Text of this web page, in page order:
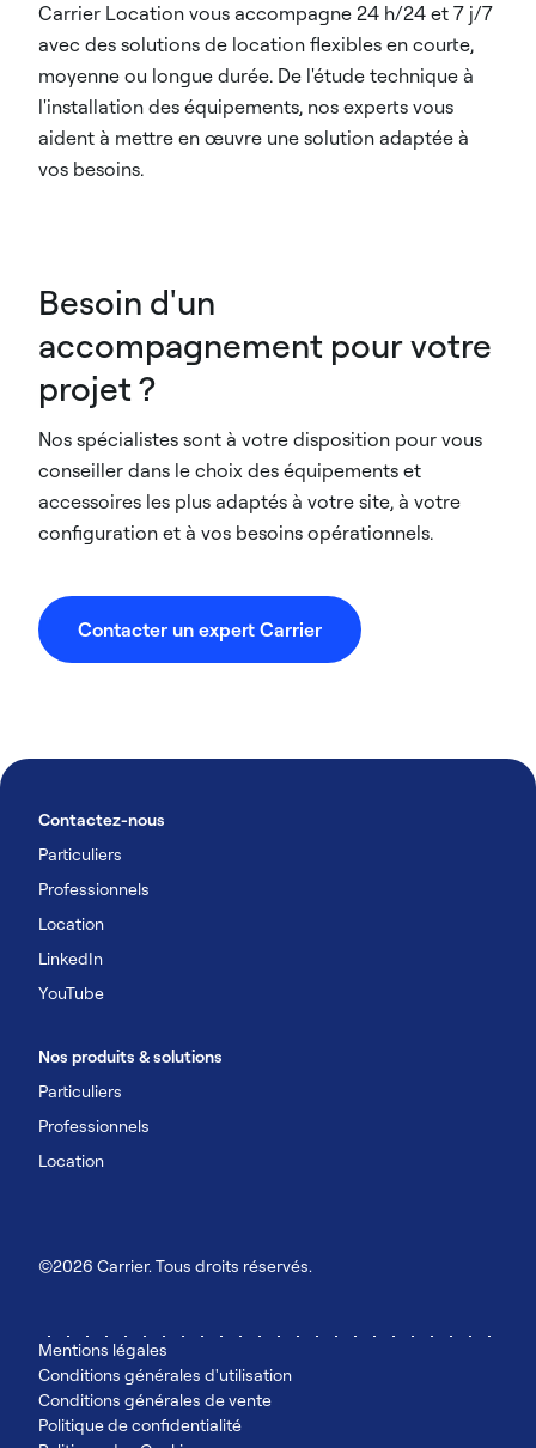
Carrier Location vous accompagne 24 h/24 et 7 j/7
avec des solutions de location flexibles en courte,
moyenne ou longue durée. De l'étude technique à
l'installation des équipements, nos experts vous
aident à mettre en œuvre une solution adaptée à
vos besoins.
Besoin d'un
accompagnement pour votre
projet ?
Nos spécialistes sont à votre disposition pour vous
conseiller dans le choix des équipements et
accessoires les plus adaptés à votre site, à votre
configuration et à vos besoins opérationnels.
Contacter un expert Carrier
Contactez-nous
Particuliers
Professionnels
Location
LinkedIn
YouTube
Nos produits & solutions
Particuliers
Professionnels
Location
©2026 Carrier. Tous droits réservés.
Mentions légales
Conditions générales d'utilisation
Conditions générales de vente
Politique de confidentialité